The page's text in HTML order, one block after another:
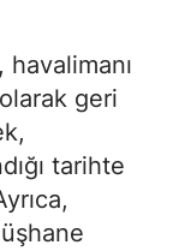
geri
tarihte